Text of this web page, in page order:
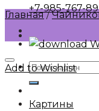
+7-985-767-
Искать:
Картины
Главная /
Add to Wishlist